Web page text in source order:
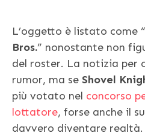
L’oggetto è listato come “
Bros.” nonostante non
del roster. La notizia per
rumor, ma se Shovel
più votato nel concorso
lottatore, forse anche il
davvero diventare realtà.